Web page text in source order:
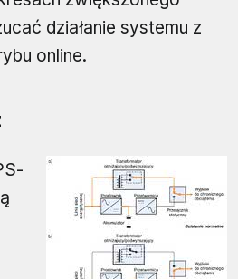
działanie systemu z
online.